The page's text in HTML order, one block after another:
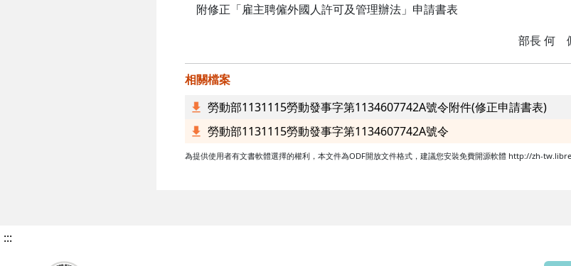
附修正「雇主聘僱外國人許可及管理辦法」申請書表
部長 何
相關檔案
勞動部1131115勞動發事字第1134607742A號令附件(修正申請書表)
勞動部1131115勞動發事字第1134607742A號令
為提供使用者有文書軟體選擇的權利，本文件為ODF開放文件格式，建議您安裝免費開源軟體 http://zh-
:::